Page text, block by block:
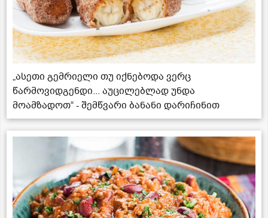
„ასეთი გემრიელი თუ იქნებოდა ვერც
წარმოვიდგენდი... აუცილებლად უნდა
მოამზადოთ“ - შემწვარი ბანანი დარიჩინით